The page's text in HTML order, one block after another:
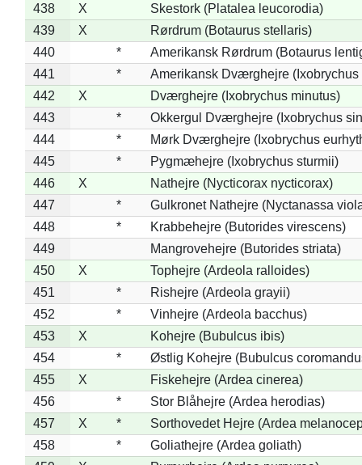
438
X
Skestork (Platalea leucorodia)
439
X
Rørdrum (Botaurus stellaris)
440
*
Amerikansk Rørdrum (Botaurus
441
*
Amerikansk Dværghejre (Ixobrychus
442
X
Dværghejre (Ixobrychus minutus)
443
*
Okkergul Dværghejre (Ixobrychus
444
*
Mørk Dværghejre (Ixobrychus
445
*
Pygmæhejre (Ixobrychus sturmii)
446
X
Nathejre (Nycticorax nycticorax)
447
*
Gulkronet Nathejre (Nyctanassa
448
*
Krabbehejre (Butorides virescens)
449
Mangrovehejre (Butorides striata)
450
X
Tophejre (Ardeola ralloides)
451
*
Rishejre (Ardeola grayii)
452
*
Vinhejre (Ardeola bacchus)
453
X
Kohejre (Bubulcus ibis)
454
*
Østlig Kohejre (Bubulcus
455
X
Fiskehejre (Ardea cinerea)
456
*
Stor Blåhejre (Ardea herodias)
457
X *
Sorthovedet Hejre (Ardea
458
*
Goliathejre (Ardea goliath)